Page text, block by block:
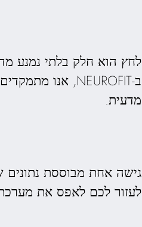
לחץ הוא חלק בלתי נמנע
ב-NEUROFIT, אנו מתמקדים בסיוע לכם
מדעית.
גישה אחת מבוססת נתונים
לעזור לכם לאפס את